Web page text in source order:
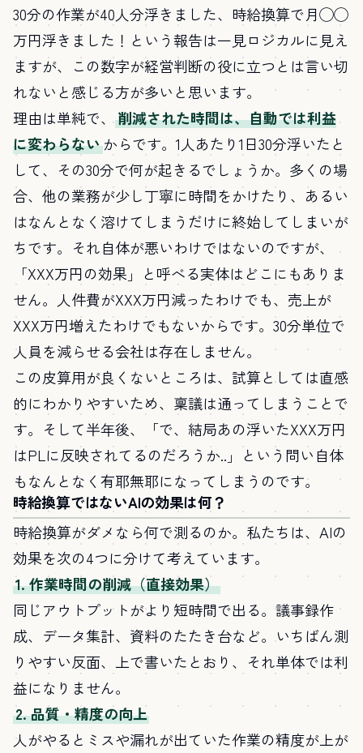
30分の作業が40人分浮きました、時給換算で月◯◯
万円浮きました！という報告は一見ロジカルに見え
ますが、この数字が経営判断の役に立つとは言い切
れないと感じる方が多いと思います。
理由は単純で、削減された時間は、自動では利益
に変わらないからです。1人あたり1日30分浮いたと
して、その30分で何が起きるでしょうか。多くの場
合、他の業務が少し丁寧に時間をかけたり、あるい
はなんとなく溶けてしまうだけに終始してしまいが
ちです。それ自体が悪いわけではないのですが、
「XXX万円の効果」と呼べる実体はどこにもありま
せん。人件費がXXX万円減ったわけでも、売上が
XXX万円増えたわけでもないからです。30分単位で
人員を減らせる会社は存在しません。
この皮算用が良くないところは、試算としては直感
的にわかりやすいため、稟議は通ってしまうことで
す。そして半年後、「で、結局あの浮いたXXX万円
はPLに反映されてるのだろうか..」という問い自体
もなんとなく有耶無耶になってしまうのです。
時給換算ではないAIの効果は何？
時給換算がダメなら何で測るのか。私たちは、AIの
効果を次の4つに分けて考えています。
1. 作業時間の削減（直接効果）
同じアウトプットがより短時間で出る。議事録作
成、データ集計、資料のたたき台など。いちばん測
りやすい反面、上で書いたとおり、それ単体では利
益になりません。
2. 品質・精度の向上
人がやるとミスや漏れが出ていた作業の精度が上が